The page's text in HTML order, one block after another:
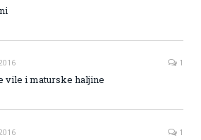
1
vile i maturske haljine
1